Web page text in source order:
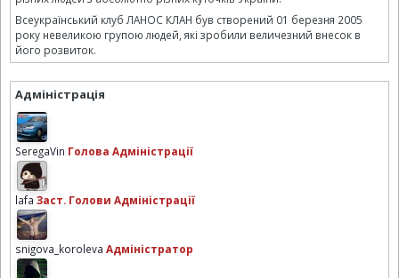
Всеукраїнський клуб ЛАНОС КЛАН був створений 01 березня 2005
року невеликою групою людей, які зробили величезний внесок в
його розвиток.
Адміністрація
SeregaVin Голова Адміністрації
lafa Заст. Голови Адміністрації
snigova_koroleva Адміністратор